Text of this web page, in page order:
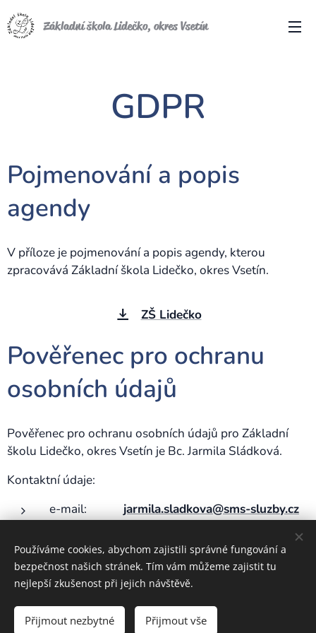
Základní škola Lidečko, okres Vsetín
GDPR
Pojmenování a popis
agendy
V příloze je pojmenování a popis agendy, kterou
zpracovává Základní škola Lidečko, okres Vsetín.
ZŠ Lidečko
Pověřenec pro ochranu
osobních údajů
Pověřenec pro ochranu osobních údajů pro Základní
školu Lidečko, okres Vsetín je Bc. Jarmila Sládková.
Kontaktní údaje:
e-mail: jarmila.sladkova@sms-sluzby.cz
Základní škola Lidečko, okres Vsetín
Cookies
Používáme cookies, abychom zajistili správné fungování a
bezpečnost našich stránek. Tím vám můžeme zajistit tu
nejlepší zkušenost při jejich návštěvě.
Přijmout nezbytné Přijmout vše